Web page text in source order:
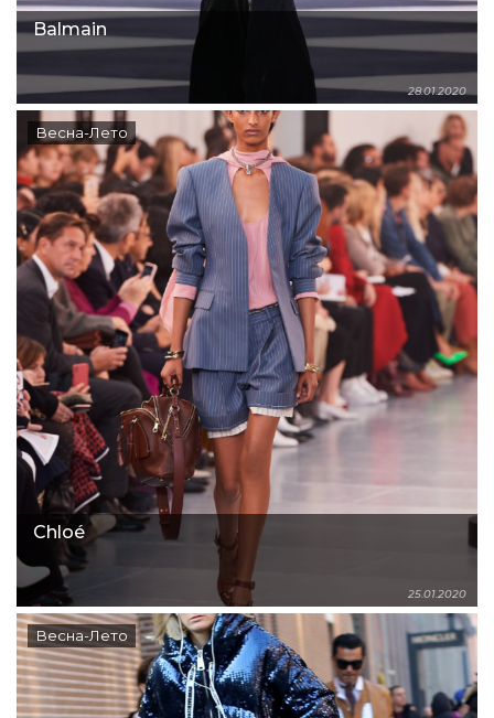
Balmain
28.01.2020
Весна-Лето
Chloé
25.01.2020
Весна-Лето